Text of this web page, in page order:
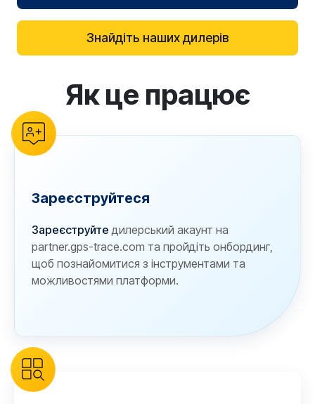
Знайдіть наших дилерів
reCAPTCHA verificationЯк це працює
Зареєструйтеся
Зареєструйте дилерський акаунт на
partner.gps-trace.com та пройдіть онбординг,
щоб познайомитися з інструментами та
можливостями платформи.